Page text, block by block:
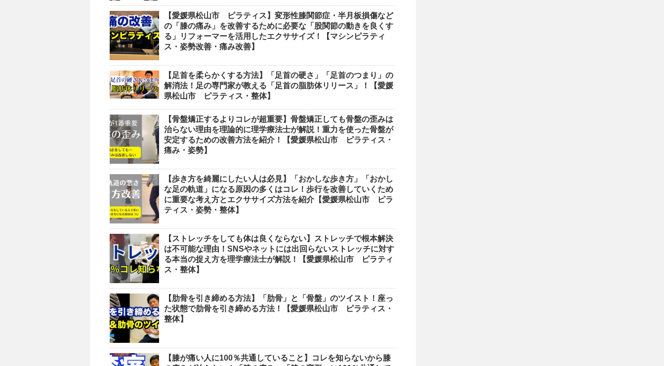
【愛媛県松山市 ピラティス】変形性膝関節症・半月板損傷など
の「膝の痛み」を改善するために必要な「股関節の動きを良くす
る」リフォーマーを活用したエクササイズ！【マシンピラティ
ス・姿勢改善・痛み改善】
【足首を柔らかくする方法】「足首の硬さ」「足首のつまり」の
解消法！足の専門家が教える「足首の脂肪体リリース」！【愛媛
県松山市 ピラティス・整体】
【骨盤矯正するよりコレが超重要】骨盤矯正しても骨盤の歪みは
治らない理由を理論的に理学療法士が解説！重力を使った骨盤が
安定するための改善方法を紹介！【愛媛県松山市 ピラティス・
痛み・姿勢】
【歩き方を綺麗にしたい人は必見】「おかしな歩き方」「おかし
な足の軌道」になる原因の多くはコレ！歩行を改善していくため
に重要な考え方とエクササイズ方法を紹介【愛媛県松山市 ピラ
ティス・姿勢・整体】
【ストレッチをしても体は良くならない】ストレッチで根本解決
は不可能な理由！SNSやネットには出回らないストレッチに対す
る本当の捉え方を理学療法士が解説！【愛媛県松山市 ピラティ
ス・整体】
【肋骨を引き締める方法】「肋骨」と「骨盤」のツイスト！座っ
た状態で肋骨を引き締める方法！【愛媛県松山市 ピラティス・
整体】
【膝が痛い人に100％共通していること】コレを知らないから膝